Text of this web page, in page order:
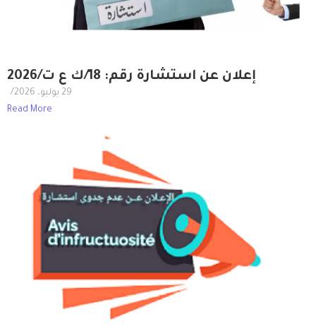
إعلان عن استشارة رقم: 18/ك ع ت/2026
29 يوليو، 2026
/
Read More